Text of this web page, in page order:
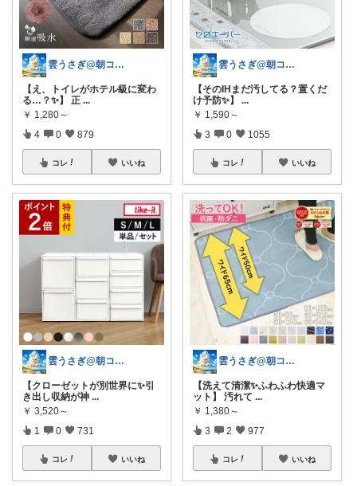
雲うさぎ@朝コレ❤良質便利時短グッズ🐰
【え、トイレがホテル級に変わ
る…？✨】 正 ...
￥ 1,280～
4 0 879
コレ いいね
雲うさぎ@朝コレ❤良質便利時短グッズ🐰
【クローゼットが別世界に✨引
き出し収納が神 ...
￥ 3,520～
1 0 731
コレ いいね
雲うさぎ@朝コレ❤良質便利時短グッズ🐰
【そのIHまだ汚してる？置くだ
け予防✨】 ...
￥ 1,590～
3 0 1055
コレ いいね
雲うさぎ@朝コレ❤良質便利時短グッズ🐰
【洗えて清潔✨ふわふわ快適マ
ット】 汚れて ...
￥ 1,380～
3 2 977
コレ いいね